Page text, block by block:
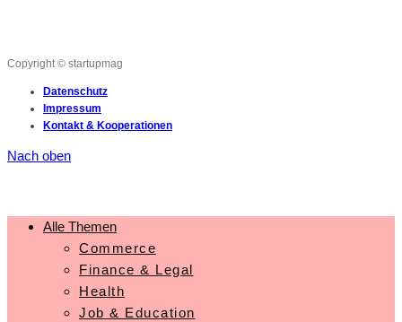
Copyright © startupmag
Datenschutz
Impressum
Kontakt & Kooperationen
Nach oben
Alle Themen
Commerce
Finance & Legal
Health
Job & Education